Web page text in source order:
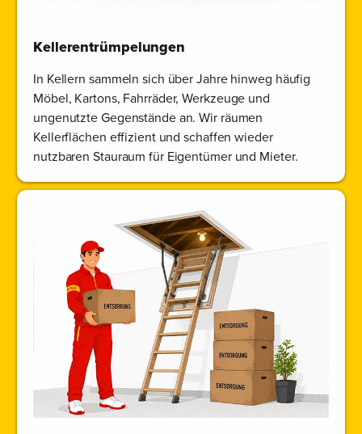
Kellerentrümpelungen
In Kellern sammeln sich über Jahre hinweg häufig
Möbel, Kartons, Fahrräder, Werkzeuge und
ungenutzte Gegenstände an. Wir räumen
Kellerflächen effizient und schaffen wieder
nutzbaren Stauraum für Eigentümer und Mieter.